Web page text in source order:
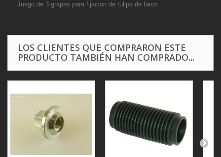
Juego de 3 grapas para fijacion de tulipa de faros.
LOS CLIENTES QUE COMPRARON ESTE
PRODUCTO TAMBIÉN HAN COMPRADO...